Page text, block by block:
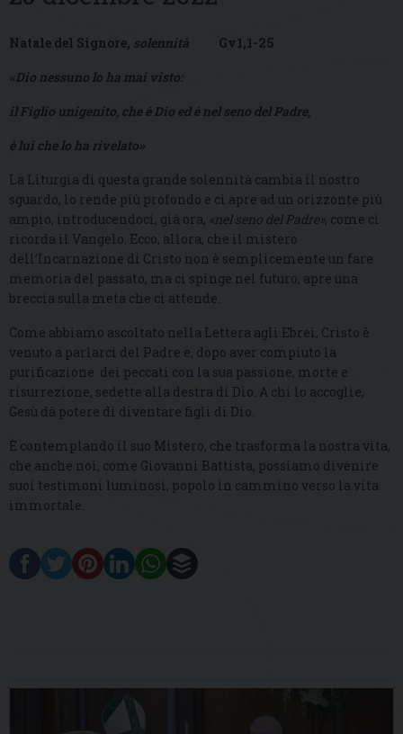
Natale del Signore, solennità Gv1,1-25
«Dio nessuno lo ha mai visto:
il Figlio unigenito, che è Dio ed è nel seno del Padre,
è lui che lo ha rivelato»
La Liturgia di questa grande solennità cambia il nostro
sguardo, lo rende più profondo e ci apre ad un orizzonte più
ampio, introducendoci, già ora, «nel seno del Padre», come ci
ricorda il Vangelo. Ecco, allora, che il mistero
dell’Incarnazione di Cristo non è semplicemente un fare
memoria del passato, ma ci spinge nel futuro, apre una
breccia sulla meta che ci attende.
Come abbiamo ascoltato nella Lettera agli Ebrei, Cristo è
venuto a parlarci del Padre e, dopo aver compiuto la
purificazione dei peccati con la sua passione, morte e
risurrezione, sedette alla destra di Dio. A chi lo accoglie,
Gesù dà potere di diventare figli di Dio.
È contemplando il suo Mistero, che trasforma la nostra vita,
che anche noi, come Giovanni Battista, possiamo divenire
suoi testimoni luminosi, popolo in cammino verso la vita
immortale.